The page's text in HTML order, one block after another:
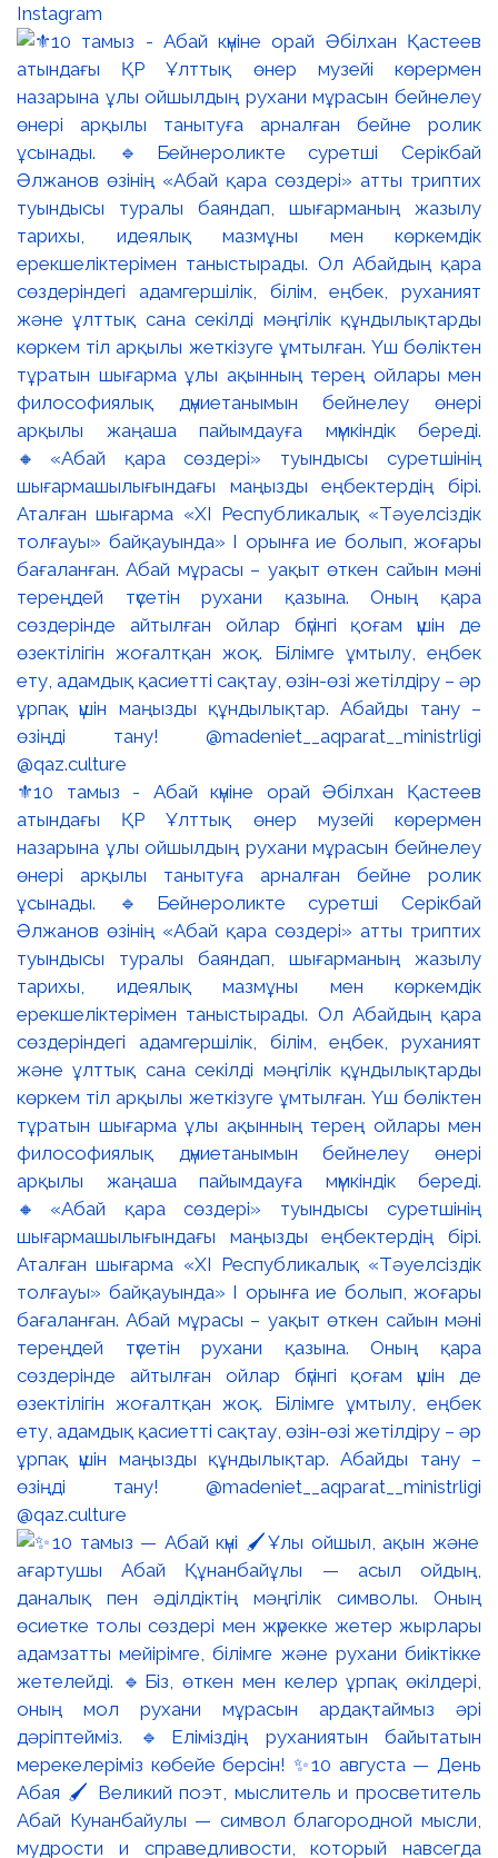
Instagram
⚜️10 тамыз - Абай күніне орай Әбілхан Қастеев
атындағы ҚР Ұлттық өнер музейі көрермен
назарына ұлы ойшылдың рухани мұрасын бейнелеу
өнері арқылы танытуға арналған бейне ролик
ұсынады. 🔹Бейнероликте суретші Серікбай
Әлжанов өзінің «Абай қара сөздері» атты триптих
туындысы туралы баяндап, шығарманың жазылу
тарихы, идеялық мазмұны мен көркемдік
ерекшеліктерімен таныстырады. Ол Абайдың қара
сөздеріндегі адамгершілік, білім, еңбек, руханият
және ұлттық сана секілді мәңгілік құндылықтарды
көркем тіл арқылы жеткізуге ұмтылған. Үш бөліктен
тұратын шығарма ұлы ақынның терең ойлары мен
философиялық дүниетанымын бейнелеу өнері
арқылы жаңаша пайымдауға мүмкіндік береді.
🔸«Абай қара сөздері» туындысы суретшінің
шығармашылығындағы маңызды еңбектердің бірі.
Аталған шығарма «XI Республикалық «Тәуелсіздік
толғауы» байқауында» І орынға ие болып, жоғары
бағаланған. Абай мұрасы – уақыт өткен сайын мәні
тереңдей түсетін рухани қазына. Оның қара
сөздерінде айтылған ойлар бүгінгі қоғам үшін де
өзектілігін жоғалтқан жоқ. Білімге ұмтылу, еңбек
ету, адамдық қасиетті сақтау, өзін-өзі жетілдіру – әр
ұрпақ үшін маңызды құндылықтар. Абайды тану –
өзіңді тану! @madeniet__aqparat__ministrligi
@qaz.culture